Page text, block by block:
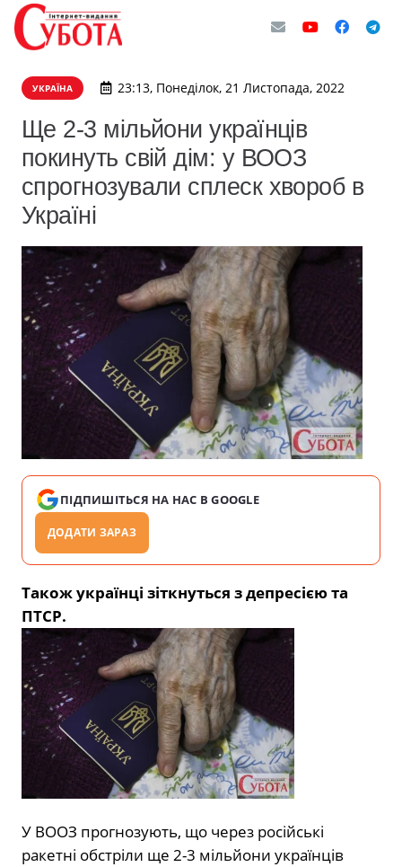
УКРАЇНА 23:13, Понеділок, 21 Листопада, 2022
Ще 2-3 мільйони українців
покинуть свій дім: у ВООЗ
спрогнозували сплеск хвороб в
Україні
ПІДПИШІТЬСЯ НА НАС В GOOGLE
ДОДАТИ ЗАРАЗ
Також українці зіткнуться з депресією та
ПТСР.
У ВООЗ прогнозують, що через російські
ракетні обстріли ще 2-3 мільйони українців